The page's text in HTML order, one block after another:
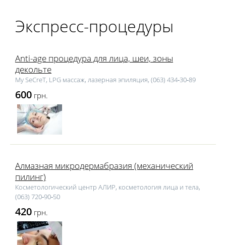
Экспресс-процедуры
Anti-age процедура для лица, шеи, зоны
декольте
My SeCreT, LPG массаж, лазерная эпиляция, (063) 434‑30‑89
600 грн.
Алмазная микродермабразия (механический
пилинг)
Косметологический центр АЛИР, косметология лица и тела,
(063) 720‑90‑50
420 грн.